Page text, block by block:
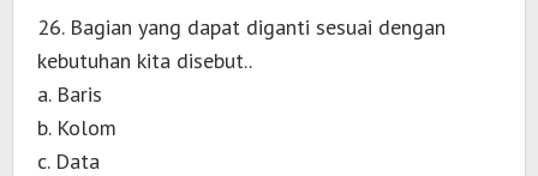
26. Bagian yang dapat diganti sesuai dengan
kebutuhan kita disebut..
a. Baris
b. Kolom
c. Data